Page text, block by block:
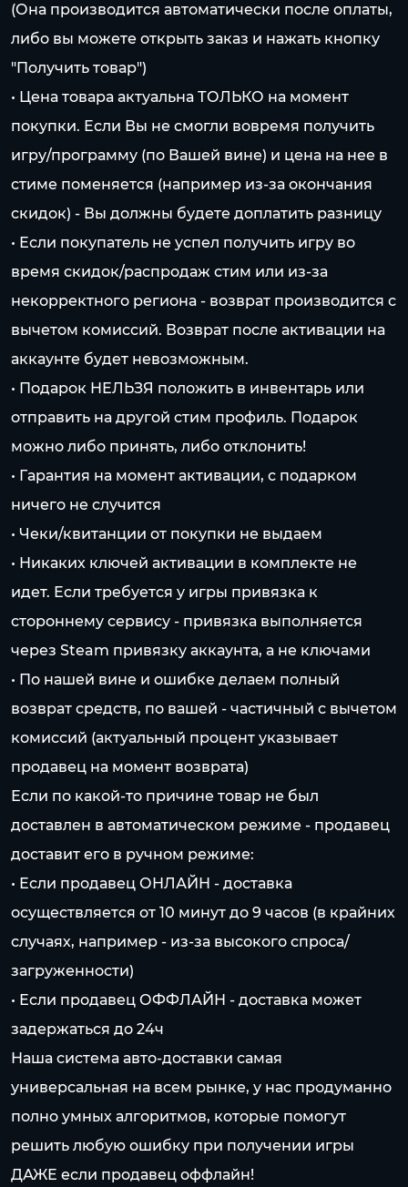
(Она производится автоматически после оплаты,
либо вы можете открыть заказ и нажать кнопку
"Получить товар")
• Цена товара актуальна ТОЛЬКО на момент
покупки. Если Вы не смогли вовремя получить
игру/программу (по Вашей вине) и цена на нее в
стиме поменяется (например из-за окончания
скидок) - Вы должны будете доплатить разницу
• Если покупатель не успел получить игру во
время скидок/распродаж стим или из-за
некорректного региона - возврат производится с
вычетом комиссий. Возврат после активации на
аккаунте будет невозможным.
• Подарок НЕЛЬЗЯ положить в инвентарь или
отправить на другой стим профиль. Подарок
можно либо принять, либо отклонить!
• Гарантия на момент активации, с подарком
ничего не случится
• Чеки/квитанции от покупки не выдаем
• Никаких ключей активации в комплекте не
идет. Если требуется у игры привязка к
стороннему сервису - привязка выполняется
через Steam привязку аккаунта, а не ключами
• По нашей вине и ошибке делаем полный
возврат средств, по вашей - частичный с вычетом
комиссий (актуальный процент указывает
продавец на момент возврата)
Если по какой-то причине товар не был
доставлен в автоматическом режиме - продавец
доставит его в ручном режиме:
• Если продавец ОНЛАЙН - доставка
осуществляется от 10 минут до 9 часов (в крайних
случаях, например - из-за высокого спроса/
загруженности)
• Если продавец ОФФЛАЙН - доставка может
задержаться до 24ч
Наша система авто-доставки самая
универсальная на всем рынке, у нас продуманно
полно умных алгоритмов, которые помогут
решить любую ошибку при получении игры
ДАЖЕ если продавец оффлайн!